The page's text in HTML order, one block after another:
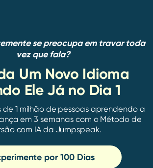
se preocupa em travar toda
vez que fala?
Um Novo Idioma
Ele Já no Dia 1
1 milhão de pessoas aprendendo a
em 3 semanas com o Método de
com IA da Jumpspeak.
por 100 Dias